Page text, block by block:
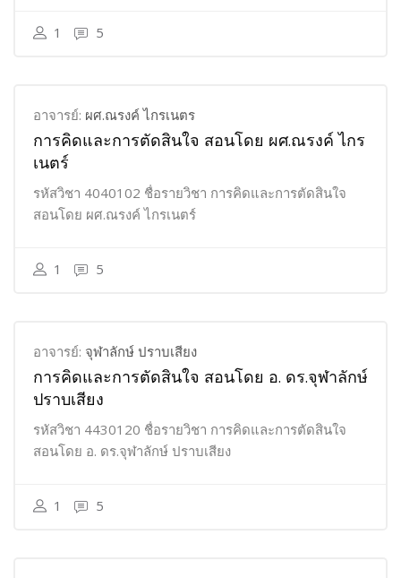
1 5
อาจารย์: ผศ.ณรงค์ ไกรเนตร
การคิดและการตัดสินใจ สอนโดย ผศ.ณรงค์ ไกร
เนตร์
รหัสวิชา 4040102 ชื่อรายวิชา การคิดและการตัดสินใจ
สอนโดย ผศ.ณรงค์ ไกรเนตร์
1 5
อาจารย์: จุฬาลักษ์ ปราบเสียง
การคิดและการตัดสินใจ สอนโดย อ. ดร.จุฬาลักษ์
ปราบเสียง
รหัสวิชา 4430120 ชื่อรายวิชา การคิดและการตัดสินใจ
สอนโดย อ. ดร.จุฬาลักษ์ ปราบเสียง
1 5